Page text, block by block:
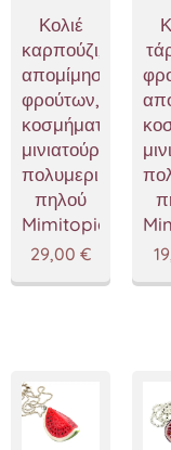
Κολιέ
απομίμησης
κοσμήματα
μινιατούρες
πολυμερικού
πηλού
Mimitopia
29,00 €